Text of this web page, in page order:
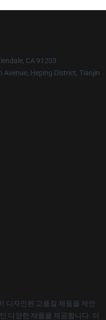
CA 91203
Avenue, Heping District, Tianjin
디자인된 고품질 제품을 제안
다양한 제품을 제공합니다. 이